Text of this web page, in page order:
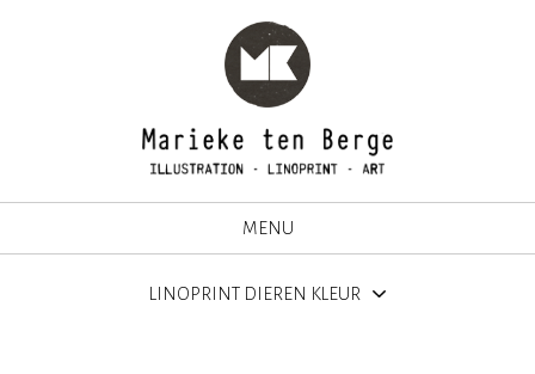
MENU
LINOPRINT DIEREN KLEUR